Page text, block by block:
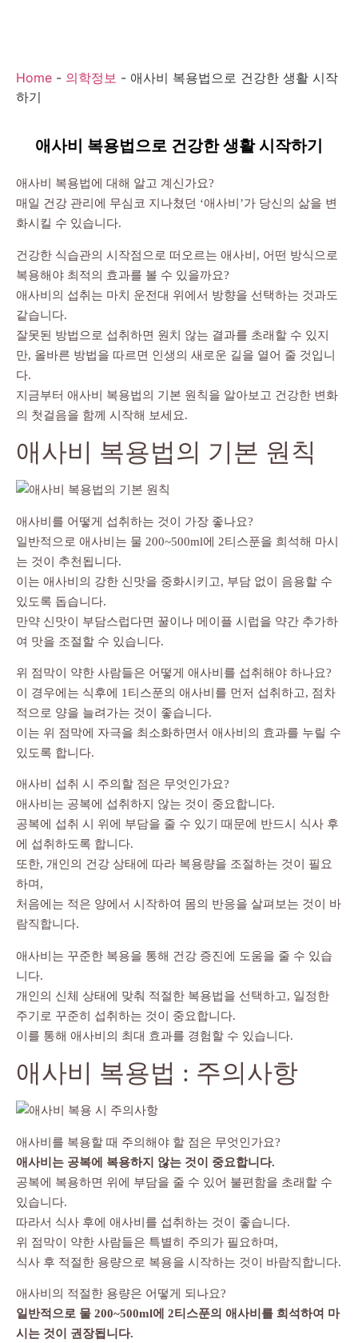
Home - 의학정보 - 애사비 복용법으로 건강한 생활 시작
하기
애사비 복용법으로 건강한 생활 시작하기
애사비 복용법에 대해 알고 계신가요?
매일 건강 관리에 무심코 지나쳤던 ‘애사비’가 당신의 삶을 변
화시킬 수 있습니다.
건강한 식습관의 시작점으로 떠오르는 애사비, 어떤 방식으로
복용해야 최적의 효과를 볼 수 있을까요?
애사비의 섭취는 마치 운전대 위에서 방향을 선택하는 것과도
같습니다.
잘못된 방법으로 섭취하면 원치 않는 결과를 초래할 수 있지
만, 올바른 방법을 따르면 인생의 새로운 길을 열어 줄 것입니
다.
지금부터 애사비 복용법의 기본 원칙을 알아보고 건강한 변화
의 첫걸음을 함께 시작해 보세요.
애사비 복용법의 기본 원칙
애사비를 어떻게 섭취하는 것이 가장 좋나요?
일반적으로 애사비는 물 200~500ml에 2티스푼을 희석해 마시
는 것이 추천됩니다.
이는 애사비의 강한 신맛을 중화시키고, 부담 없이 음용할 수
있도록 돕습니다.
만약 신맛이 부담스럽다면 꿀이나 메이플 시럽을 약간 추가하
여 맛을 조절할 수 있습니다.
위 점막이 약한 사람들은 어떻게 애사비를 섭취해야 하나요?
이 경우에는 식후에 1티스푼의 애사비를 먼저 섭취하고, 점차
적으로 양을 늘려가는 것이 좋습니다.
이는 위 점막에 자극을 최소화하면서 애사비의 효과를 누릴 수
있도록 합니다.
애사비 섭취 시 주의할 점은 무엇인가요?
애사비는 공복에 섭취하지 않는 것이 중요합니다.
공복에 섭취 시 위에 부담을 줄 수 있기 때문에 반드시 식사 후
에 섭취하도록 합니다.
또한, 개인의 건강 상태에 따라 복용량을 조절하는 것이 필요
하며,
처음에는 적은 양에서 시작하여 몸의 반응을 살펴보는 것이 바
람직합니다.
애사비는 꾸준한 복용을 통해 건강 증진에 도움을 줄 수 있습
니다.
개인의 신체 상태에 맞춰 적절한 복용법을 선택하고, 일정한
주기로 꾸준히 섭취하는 것이 중요합니다.
이를 통해 애사비의 최대 효과를 경험할 수 있습니다.
애사비 복용법 : 주의사항
애사비를 복용할 때 주의해야 할 점은 무엇인가요?
애사비는 공복에 복용하지 않는 것이 중요합니다.
공복에 복용하면 위에 부담을 줄 수 있어 불편함을 초래할 수
있습니다.
따라서 식사 후에 애사비를 섭취하는 것이 좋습니다.
위 점막이 약한 사람들은 특별히 주의가 필요하며,
식사 후 적절한 용량으로 복용을 시작하는 것이 바람직합니다.
애사비의 적절한 용량은 어떻게 되나요?
일반적으로 물 200~500ml에 2티스푼의 애사비를 희석하여 마
시는 것이 권장됩니다.